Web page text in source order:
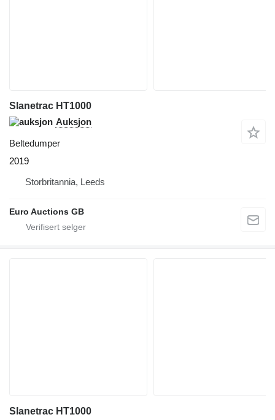
Slanetrac HT1000
Auksjon
Beltedumper
2019
Storbritannia, Leeds
Euro Auctions GB
Slanetrac HT1000